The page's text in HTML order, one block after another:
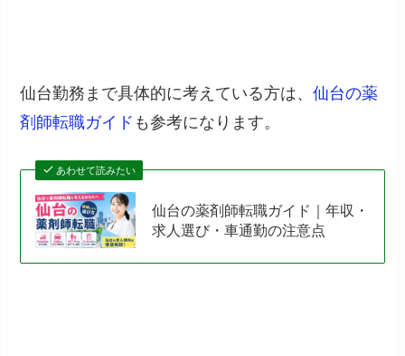
仙台勤務まで具体的に考えている方は、仙台の薬
剤師転職ガイド も参考になります。
あわせて読みたい
仙台の薬剤師転職ガイド｜年収・
求人選び・車通勤の注意点